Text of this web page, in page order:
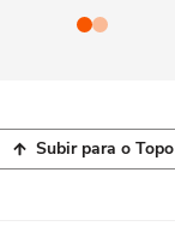
Subir para o Topo